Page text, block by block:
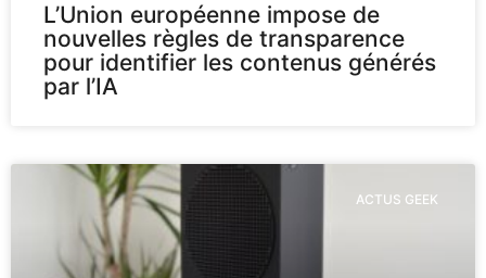
L’Union européenne impose de
nouvelles règles de transparence
pour identifier les contenus générés
par l’IA
ACTUS GEEK